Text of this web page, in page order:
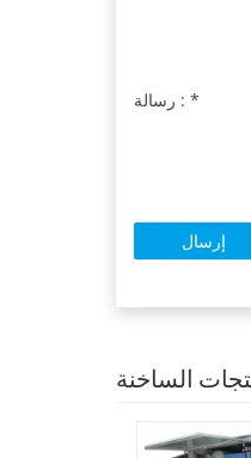
رسالة : *
الساخنة